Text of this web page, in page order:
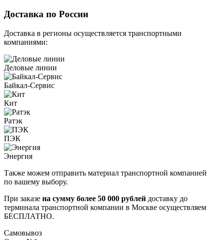
Доставка по России
Доставка в регионы осуществляется транспортными
компаниями:
Деловые линии
Байкал-Сервис
Кит
Ратэк
ПЭК
Энергия
Также можем отправить материал транспортной компанией
по вашему выбору.
При заказе на сумму более 50 000 рублей доставку до
терминала транспортной компании в Москве осуществляем
БЕСПЛАТНО.
Самовывоз